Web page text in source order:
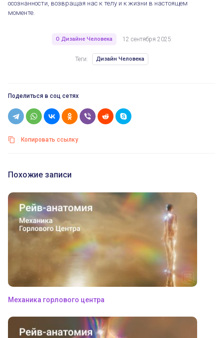
осознанности, возвращая нас к телу и к жизни в настоящем
моменте.
О Дизайне Человека 12 сентября 2025
Теги: Дизайн Человека
Поделиться в соц сетях
Копировать ссылку
Похожие записи
Механика горлового центра